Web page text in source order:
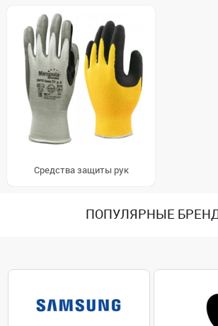
Средства защиты рук
ПОПУЛЯРНЫЕ